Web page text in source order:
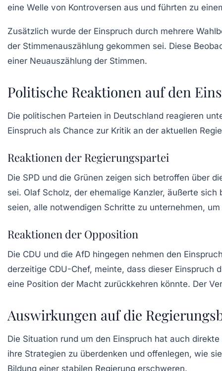
eine Welle von Kontroversen aus und führten zu
Zusätzlich wurde der Einspruch durch mehrere
der Stimmenauszählung gekommen sei. Diese
einer Neuauszählung der Stimmen.
Politische Reaktionen auf den
Die politischen Parteien in Deutschland reagieren
Einspruch als Chance zur Kritik an der aktuellen
Reaktionen der Regierungspartei
Die SPD und die Grünen zeigen sich betroffen über
sei. Olaf Scholz, der ehemalige Kanzler, äußerte
seien, alle notwendigen Schritte zu unternehmen,
Reaktionen der Opposition
Die CDU und die AfD hingegen nehmen den
derzeitige CDU-Chef, meinte, dass dieser Einspruch
eine Position der Macht zurückkehren könnte. Der
Auswirkungen auf die
Die Situation rund um den Einspruch hat auch
ihre Strategien zu überdenken und offenlegen, wie
Bildung einer stabilen Regierung erschweren.